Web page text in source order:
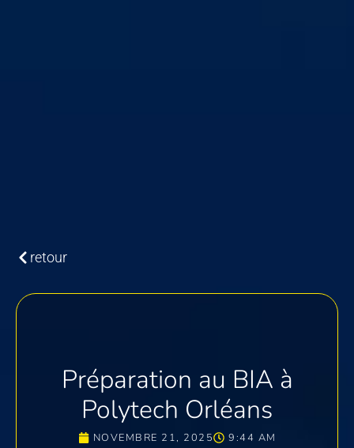
retour
Préparation au BIA à
Polytech Orléans
NOVEMBRE 21, 2025 9:44 AM